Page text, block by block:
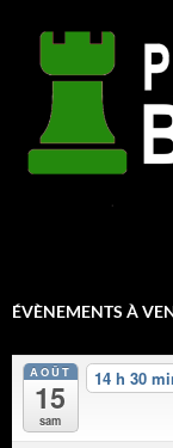
ÉVÈNEMENTS À
AOÛT
15
sam
14 h 30